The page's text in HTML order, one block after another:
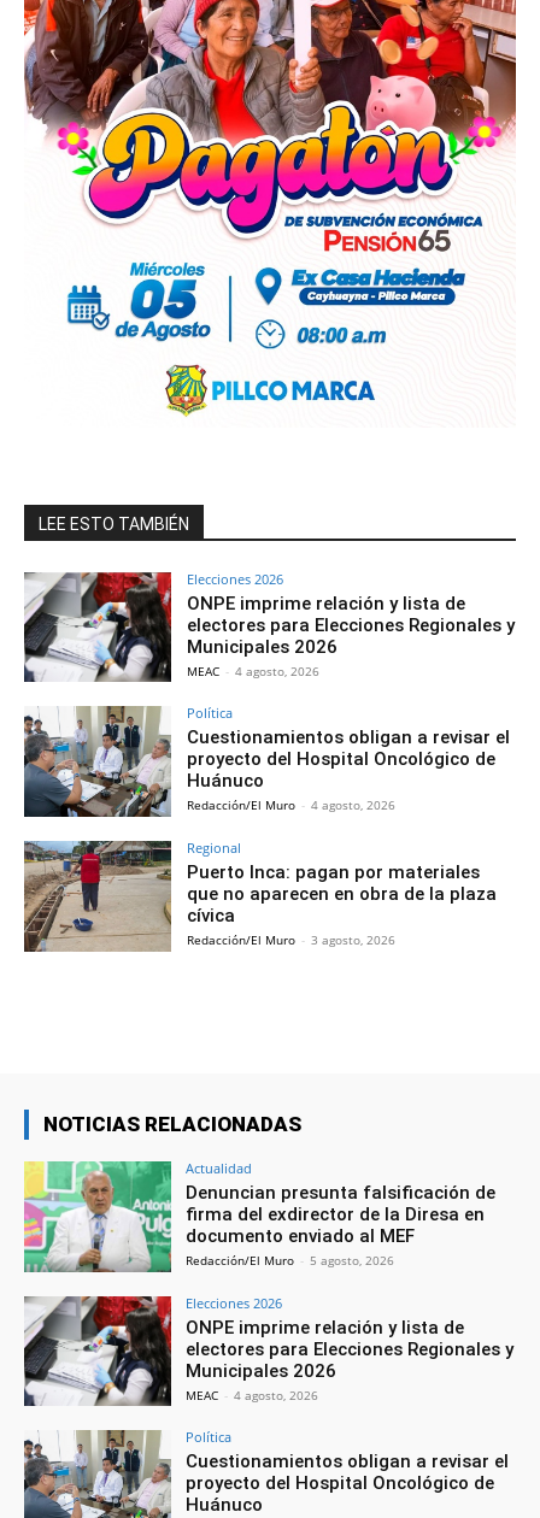
LEE ESTO TAMBIÉN
Elecciones 2026
ONPE imprime relación y lista de
electores para Elecciones Regionales y
Municipales 2026
MEAC - 4 agosto, 2026
Política
Cuestionamientos obligan a revisar el
proyecto del Hospital Oncológico de
Huánuco
Redacción/El Muro - 4 agosto, 2026
Regional
Puerto Inca: pagan por materiales
que no aparecen en obra de la plaza
cívica
Redacción/El Muro - 3 agosto, 2026
NOTICIAS RELACIONADAS
Actualidad
Denuncian presunta falsificación de
firma del exdirector de la Diresa en
documento enviado al MEF
Redacción/El Muro - 5 agosto, 2026
Elecciones 2026
ONPE imprime relación y lista de
electores para Elecciones Regionales y
Municipales 2026
MEAC - 4 agosto, 2026
Política
Cuestionamientos obligan a revisar el
proyecto del Hospital Oncológico de
Huánuco